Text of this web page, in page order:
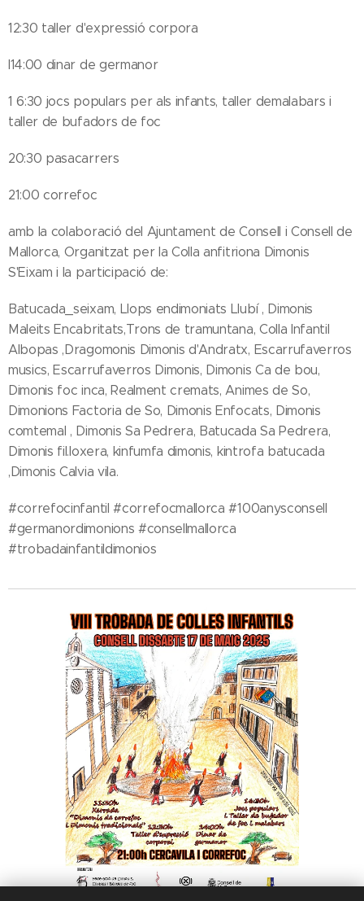
12:30 taller d'expressió corpora
l14:00 dinar de germanor
1 6:30 jocs populars per als infants, taller demalabars i
taller de bufadors de foc
20:30 pasacarrers
21:00 correfoc
amb la colaboració del Ajuntament de Consell i Consell de
Mallorca, Organitzat per la Colla anfitriona Dimonis
S'Eixam i la participació de:
Batucada_seixam, Llops endimoniats Llubí , Dimonis
Maleits Encabritats,Trons de tramuntana, Colla Infantil
Albopas ,Dragomonis Dimonis d'Andratx, Escarrufaverros
musics, Escarrufaverros Dimonis, Dimonis Ca de bou,
Dimonis foc inca, Realment cremats, Animes de So,
Dimonions Factoria de So, Dimonis Enfocats, Dimonis
comtemal , Dimonis Sa Pedrera, Batucada Sa Pedrera,
Dimonis fil.loxera, kinfumfa dimonis, kintrofa batucada
,Dimonis Calvia vila.
#correfocinfantil #correfocmallorca #100anysconsell
#germanordimonions #consellmallorca
#trobadainfantildimonios